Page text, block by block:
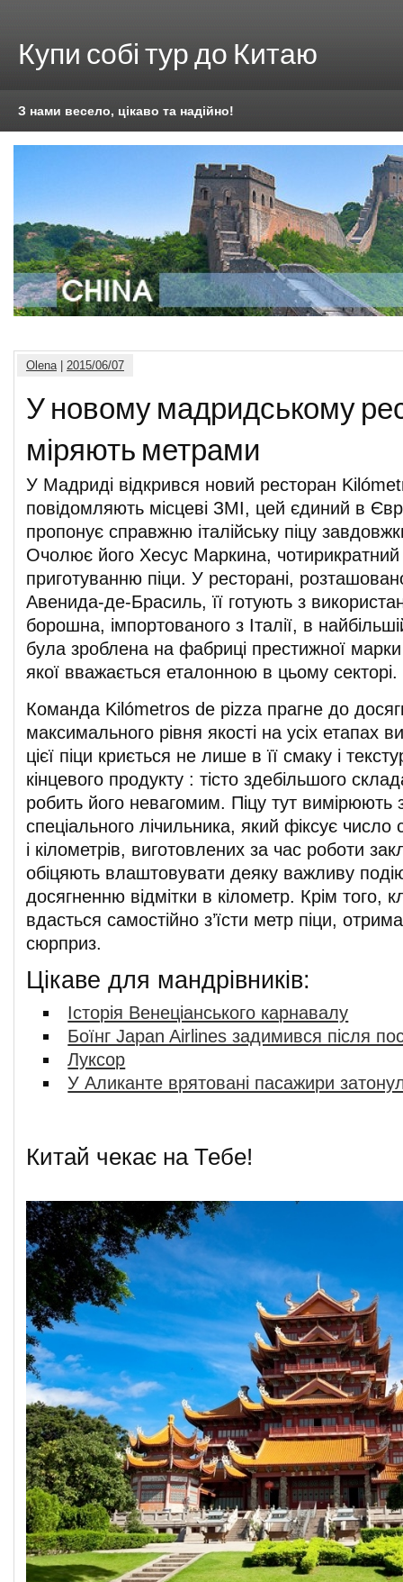
Купи собі тур до Китаю
З нами весело, цікаво та надійно!
Olena| 2015/06/07
У новому мадридському
міряють метрами
У Мадриді відкрився новий ресторан
повідомляють місцеві ЗМІ, цей єдиний в
пропонує справжню італійську піцу
Очолює його Хесус Маркина, чотирикратний
приготуванню піци. У ресторані,
Авенида-де-Брасиль, її готують з
борошна, імпортованого з Італії, в
була зроблена на фабриці престижної
якої вважається еталонною в цьому секторі.
Команда Kilómetros de pizza прагне до
максимального рівня якості на усіх етапах
цієї піци криється не лише в її смаку і
кінцевого продукту : тісто здебільшого
робить його невагомим. Піцу тут вимірюють
спеціального лічильника, який фіксує число
і кілометрів, виготовлених за час роботи
обіцяють влаштовувати деяку важливу
досягненню відмітки в кілометр. Крім того,
вдасться самостійно з’їсти метр піци,
сюрприз.
Цікаве для мандрівників:
Історія Венеціанського карнавалу
Боїнг Japan Airlines задимився після
Луксор
У Аликанте врятовані пасажири
Китай чекає на Тебе!